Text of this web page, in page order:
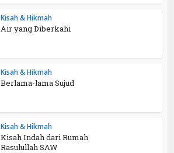
Kisah & Hikmah
Air yang Diberkahi
Kisah & Hikmah
Berlama-lama Sujud
Kisah & Hikmah
Kisah Indah dari Rumah
Rasulullah SAW